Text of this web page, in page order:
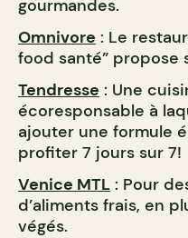
gourmandes.
Omnivore : Le
food santé” propose
Tendresse : Une
écoresponsable à
ajouter une formule
profiter 7 jours sur 7!
Venice MTL : Pour
d’aliments frais, en
végés.